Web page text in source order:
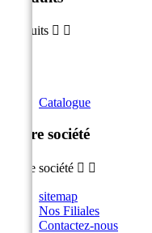
Produits  
Catalogue
Notre société
Notre société  
sitemap
Nos Filiales
Contactez-nous